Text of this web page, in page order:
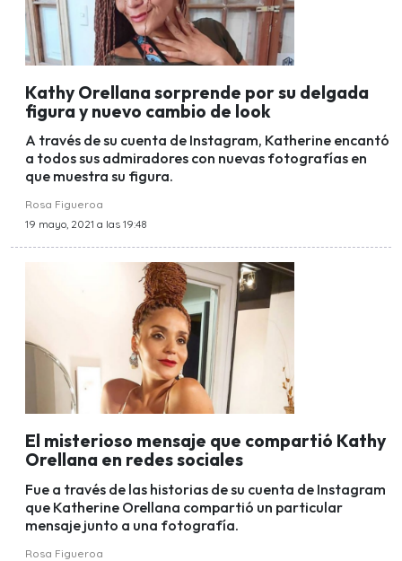
Kathy Orellana sorprende por su delgada
figura y nuevo cambio de look
A través de su cuenta de Instagram, Katherine encantó
a todos sus admiradores con nuevas fotografías en
que muestra su figura.
Rosa Figueroa
19 mayo, 2021 a las 19:48
El misterioso mensaje que compartió Kathy
Orellana en redes sociales
Fue a través de las historias de su cuenta de Instagram
que Katherine Orellana compartió un particular
mensaje junto a una fotografía.
Rosa Figueroa